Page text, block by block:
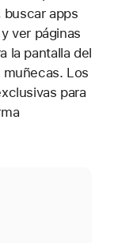
apps
ver páginas
la pantalla del
Los
para